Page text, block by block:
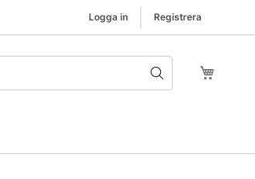
Logga in Registrera
Min